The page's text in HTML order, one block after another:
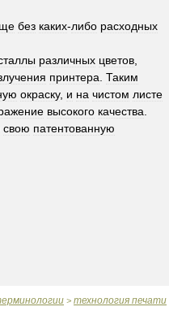
без каких-либо расходных
различных цветов
принтера Таким
окраску, и на чистом листе
высокого качества
свою патентованную
> технология печати